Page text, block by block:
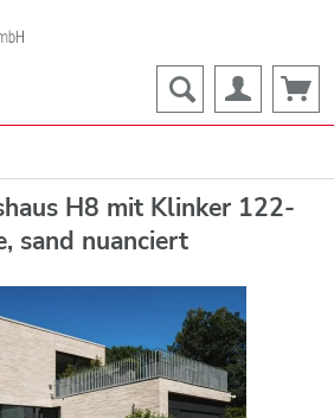
H8 mit Klinker 122-
sand nuanciert